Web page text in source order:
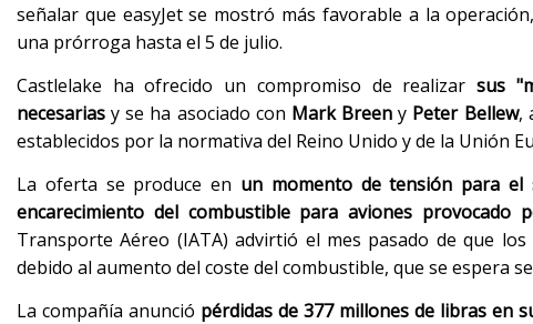
señalar que easyJet se mostró más favorable a la
una prórroga hasta el 5 de julio.
Castlelake ha ofrecido un compromiso de realizar sus
necesarias y se ha asociado con Mark Breen y Peter Bellew,
establecidos por la normativa del Reino Unido y de la Unión
La oferta se produce en un momento de tensión para el
encarecimiento del combustible para aviones
Transporte Aéreo (IATA) advirtió el mes pasado de que
debido al aumento del coste del combustible, que se espera
La compañía anunció pérdidas de 377 millones de libras en